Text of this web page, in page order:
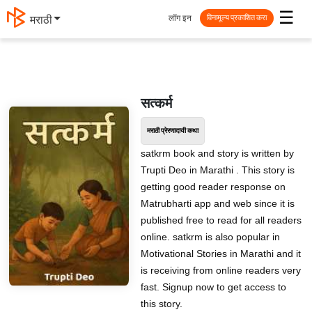
मराठी ☰
लॉग इन विनामूल्य प्रकाशित करा
सत्कर्म
मराठी प्रेरणादायी कथा
satkrm book and story is written by
Trupti Deo in Marathi . This story is
getting good reader response on
Matrubharti app and web since it is
published free to read for all readers
online. satkrm is also popular in
Motivational Stories in Marathi and it
is receiving from online readers very
fast. Signup now to get access to
this story.